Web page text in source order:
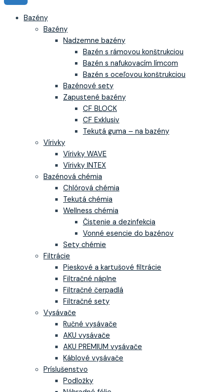
Bazény
Bazény
Nadzemne bazény
Bazén s rámovou konštrukciou
Bazén s nafukovacím límcom
Bazén s oceľovou konštrukciou
Bazénové sety
Zapustené bazény
CF BLOCK
CF Exklusiv
Tekutá guma – na bazény
Vírivky
Vírivky WAVE
Vírivky INTEX
Bazénová chémia
Chlórová chémia
Tekutá chémia
Wellness chémia
Čistenie a dezinfekcia
Vonné esencie do bazénov
Sety chémie
Filtrácie
Pieskové a kartušové filtrácie
Filtračné náplne
Filtračné čerpadlá
Filtračné sety
Vysávače
Ručné vysávače
AKU vysávače
AKU PREMIUM vysávače
Káblové vysávače
Príslušenstvo
Podložky